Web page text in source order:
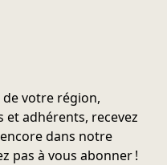
votre région,
et adhérents, recevez
dans notre
pas à vous abonner !